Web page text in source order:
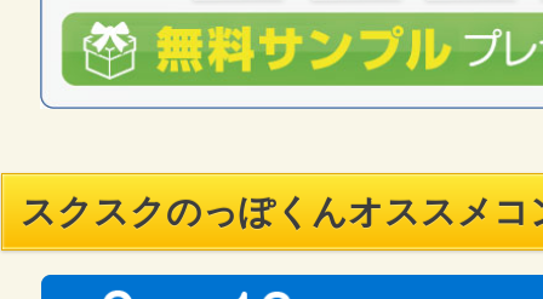
スクスクのっぽくんオススメコ